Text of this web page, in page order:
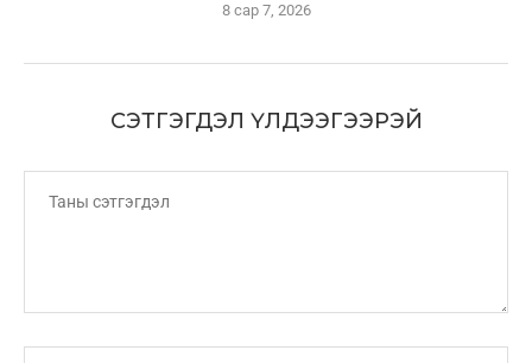
8 сар 7, 2026
СЭТГЭГДЭЛ ҮЛДЭЭГЭЭРЭЙ